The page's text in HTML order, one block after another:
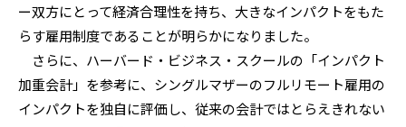
ー双方にとって経済合理性を持ち、大きなインパクトをもた
らす雇用制度であることが明らかになりました。
さらに、ハーバード・ビジネス・スクールの「インパクト
加重会計」を参考に、シングルマザーのフルリモート雇用の
インパクトを独自に評価し、従来の会計ではとらえきれない